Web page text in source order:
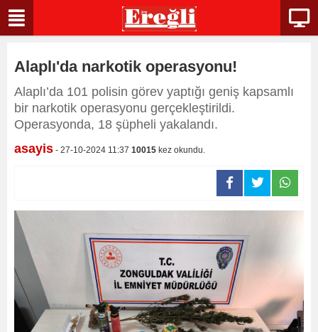
Alaplı'da narkotik operasyonu!
Alaplı’da 101 polisin görev yaptığı geniş kapsamlı
bir narkotik operasyonu gerçekleştirildi.
Operasyonda, 18 şüpheli yakalandı.
asayis - 27-10-2024 11:37 10015 kez okundu.